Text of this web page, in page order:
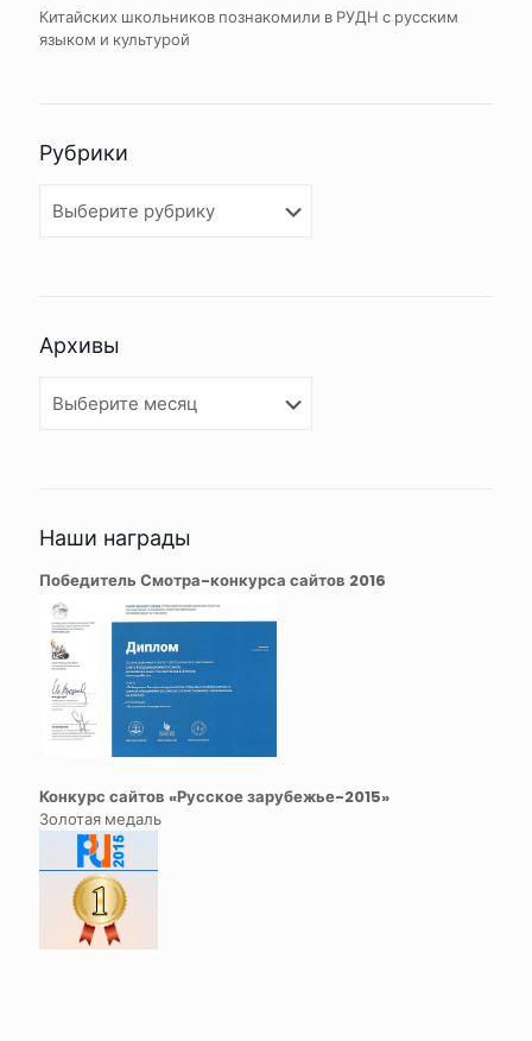
Китайских школьников познакомили в РУДН с русским
языком и культурой
Рубрики
Архивы
Наши награды
Победитель Смотра-конкурса сайтов 2016
Конкурс сайтов «Русское зарубежье-2015»
Золотая медаль